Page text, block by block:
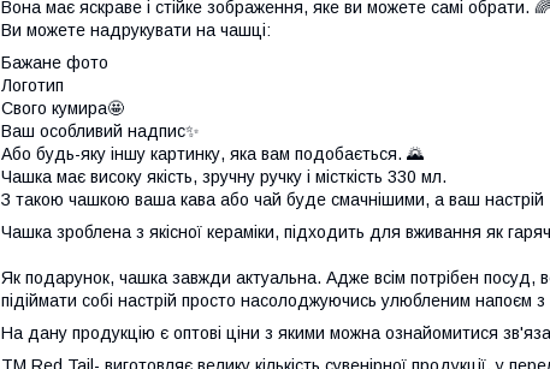
Вона має яскраве і стійке зображення, яке ви можете самі обрати. 🌈
Ви можете надрукувати на чашці:
Бажане фото
Логотип
Свого кумира🤩
Ваш особливий надпис✨
Або будь-яку іншу картинку, яка вам подобається. 🌄
Чашка має високу якість, зручну ручку і місткість 330 мл.
З такою чашкою ваша кава або чай буде смачнішими, а ваш
Чашка зроблена з якісної кераміки, підходить для вживання як
Як подарунок, чашка завжди актуальна. Адже всім потрібен посуд,
підіймати собі настрій просто насолоджуючись улюбленим напоєм з
На дану продукцію є оптові ціни з якими можна ознайомитися
ТМ Red Tail- виготовляє велику кількість сувенірної продукції, у